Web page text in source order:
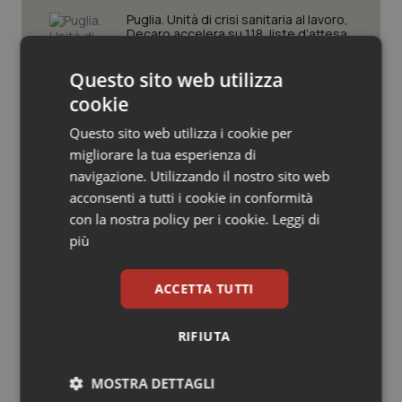
Oncologia & Nutrizione
Psoriasi & pelle
Quotidiano Cardiologia
Quotidiano Chirurgia
Quotidiano Oncologia
Quotidiano Pediatria
Rene & patologie urogenitali
Puglia. Unità di crisi sanitaria al lavoro,
Decaro accelera su 118, liste d’attesa
Educazione sanitaria: il farmaco più
Napoli. Medico preso a pugni dal
marito della paziente incinta
Ultime analisi e review da QS Pro
Questo sito web utilizza
cookie
Questo sito web utilizza i cookie per
migliorare la tua esperienza di
navigazione. Utilizzando il nostro sito web
acconsenti a tutti i cookie in conformità
con la nostra policy per i cookie. Leggi di
più
ACCETTA TUTTI
RIFIUTA
MOSTRA DETTAGLI